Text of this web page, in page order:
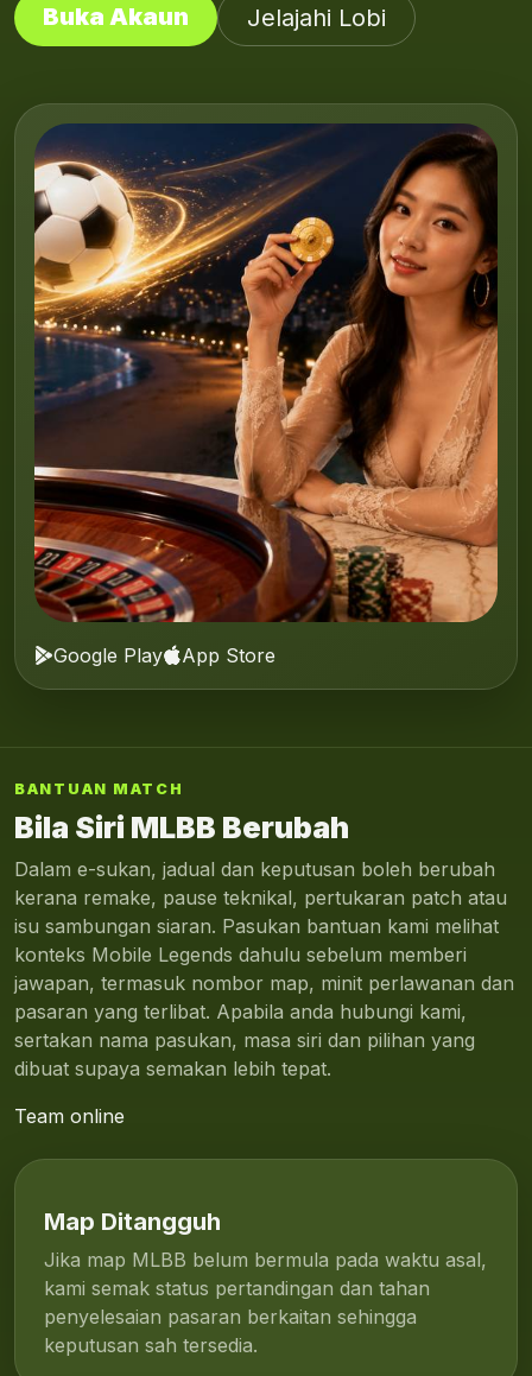
Buka Akaun Jelajahi Lobi
Google Play App Store
BANTUAN MATCH
Bila Siri MLBB Berubah
Dalam e-sukan, jadual dan keputusan boleh berubah
kerana remake, pause teknikal, pertukaran patch atau
isu sambungan siaran. Pasukan bantuan kami melihat
konteks Mobile Legends dahulu sebelum memberi
jawapan, termasuk nombor map, minit perlawanan dan
pasaran yang terlibat. Apabila anda hubungi kami,
sertakan nama pasukan, masa siri dan pilihan yang
dibuat supaya semakan lebih tepat.
Team online
Map Ditangguh
Jika map MLBB belum bermula pada waktu asal,
kami semak status pertandingan dan tahan
penyelesaian pasaran berkaitan sehingga
keputusan sah tersedia.